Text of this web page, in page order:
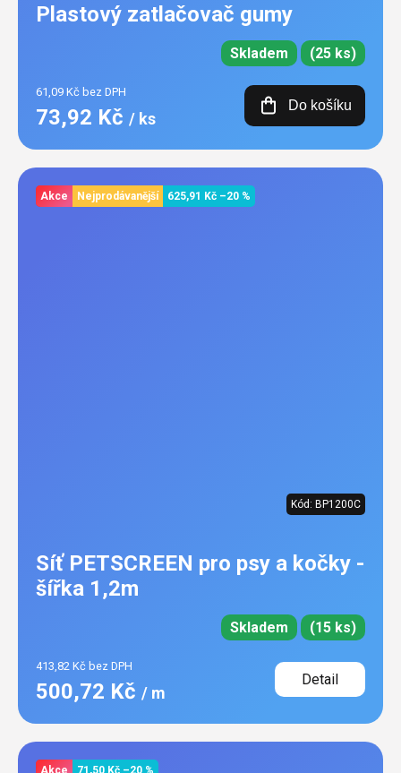
Plastový zatlačovač gumy
Skladem (25 ks)
61,09 Kč bez DPH
73,92 Kč / ks
Do košíku
Akce Nejprodávanější 625,91 Kč –20 %
Kód: BP1200C
Síť PETSCREEN pro psy a kočky -
šířka 1,2m
Skladem (15 ks)
413,82 Kč bez DPH
500,72 Kč / m
Detail
Akce 71,50 Kč –20 %